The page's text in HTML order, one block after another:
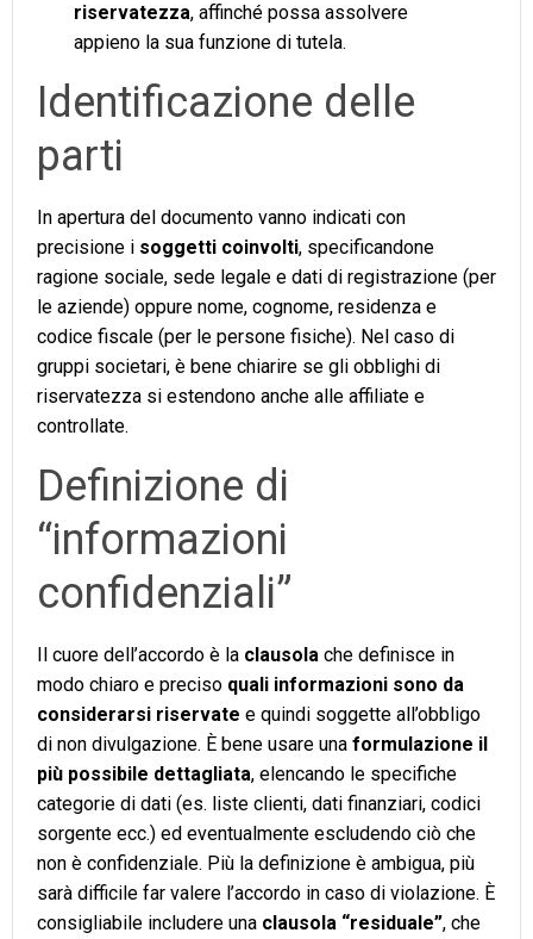
riservatezza, affinché possa assolvere
appieno la sua funzione di tutela.
Identificazione delle
parti
In apertura del documento vanno indicati con
precisione i soggetti coinvolti, specificandone
ragione sociale, sede legale e dati di registrazione (per
le aziende) oppure nome, cognome, residenza e
codice fiscale (per le persone fisiche). Nel caso di
gruppi societari, è bene chiarire se gli obblighi di
riservatezza si estendono anche alle affiliate e
controllate.
Definizione di
“informazioni
confidenziali”
Il cuore dell’accordo è la clausola che definisce in
modo chiaro e preciso quali informazioni sono da
considerarsi riservate e quindi soggette all’obbligo
di non divulgazione. È bene usare una formulazione il
più possibile dettagliata, elencando le specifiche
categorie di dati (es. liste clienti, dati finanziari, codici
sorgente ecc.) ed eventualmente escludendo ciò che
non è confidenziale. Più la definizione è ambigua, più
sarà difficile far valere l’accordo in caso di violazione. È
consigliabile includere una clausola “residuale”, che